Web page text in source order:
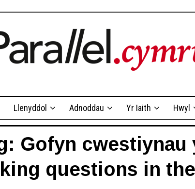
Llenyddol Adnoddau Yr Iaith Hwyl
Gofyn cwestiynau
questions in